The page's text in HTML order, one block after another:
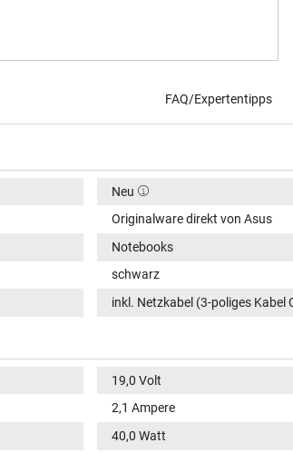
FAQ/Expertentipps
Neu
Originalware direkt von Asus
Notebooks
schwarz
inkl. Netzkabel (3-poliges Kabel
19,0 Volt
2,1 Ampere
40,0 Watt